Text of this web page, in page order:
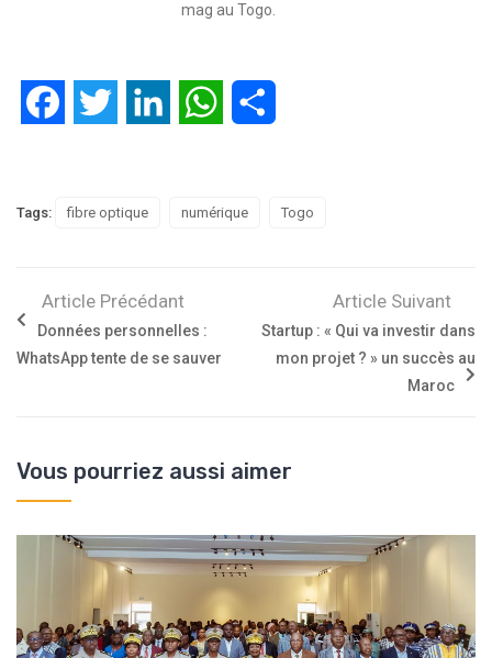
mag au Togo.
FacebookTwitter LinkedIn WhatsApp
Tags: fibre optique numérique Togo
Article Précédant
Données personnelles :
WhatsApp tente de se sauver
Article Suivant
Startup : « Qui va investir dans
mon projet ? » un succès au
Maroc
Vous pourriez aussi aimer